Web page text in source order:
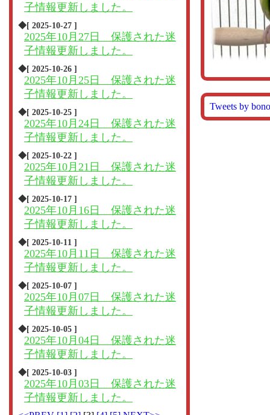
子情報更新しました。
◆[ 2025-10-27 ]
2025年10月27日 保護された迷
子情報更新しました。
◆[ 2025-10-26 ]
2025年10月25日 保護された迷
子情報更新しました。
◆[ 2025-10-25 ]
2025年10月24日 保護された迷
子情報更新しました。
◆[ 2025-10-22 ]
2025年10月21日 保護された迷
子情報更新しました。
◆[ 2025-10-17 ]
2025年10月16日 保護された迷
子情報更新しました。
◆[ 2025-10-11 ]
2025年10月11日 保護された迷
子情報更新しました。
◆[ 2025-10-07 ]
2025年10月07日 保護された迷
子情報更新しました。
◆[ 2025-10-05 ]
2025年10月04日 保護された迷
子情報更新しました。
◆[ 2025-10-03 ]
2025年10月03日 保護された迷
子情報更新しました。
Tweets by